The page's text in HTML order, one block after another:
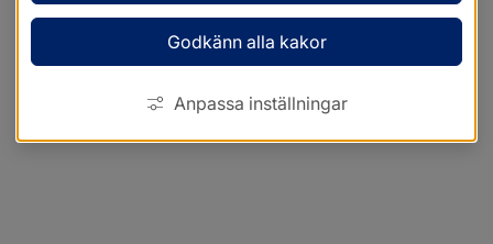
Godkänn alla kakor
Anpassa inställningar